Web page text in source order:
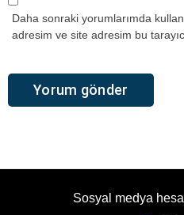
Daha sonraki yorumlarımda
adresim ve site adresim bu
Sosyal medya